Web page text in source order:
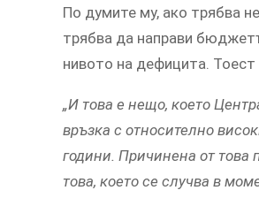
По думите му, ако трябва
трябва да направи
нивото на дефицита. Тоест
„И това е нещо, което
връзка с относително
години. Причинена от
това, което се случва в